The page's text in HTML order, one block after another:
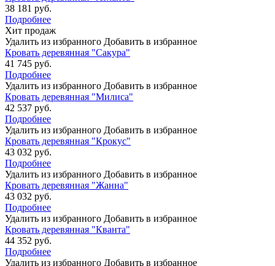
38 181 руб.
Подробнее
Хит продаж
Удалить из избранного Добавить в избранное
Кровать деревянная "Сакура"
41 745 руб.
Подробнее
Удалить из избранного Добавить в избранное
Кровать деревянная "Милиса"
42 537 руб.
Подробнее
Удалить из избранного Добавить в избранное
Кровать деревянная "Крокус"
43 032 руб.
Подробнее
Удалить из избранного Добавить в избранное
Кровать деревянная "Жанна"
43 032 руб.
Подробнее
Удалить из избранного Добавить в избранное
Кровать деревянная "Кванта"
44 352 руб.
Подробнее
Удалить из избранного Добавить в избранное